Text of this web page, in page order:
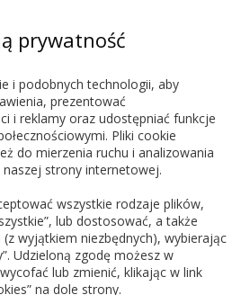
+48 603 721 635
ZNAJDŹ NAS
PŁATNOŚCI
Visa
prywatność
i podobnych technologii, aby
prezentować
i reklamy oraz udostępniać funkcje
Pliki cookie
do mierzenia ruchu i analizowania
strony internetowej.
wszystkie rodzaje plików,
lub dostosować, a także
wyjątkiem niezbędnych), wybierając
Udzieloną zgodę możesz w
lub zmienić, klikając w link
na dole strony.